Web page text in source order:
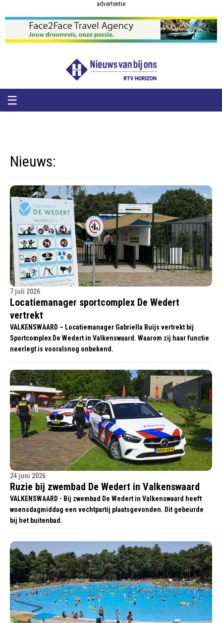
van
advertentie
☰
Nieuws:
7 juli 2026
Locatiemanager sportcomplex De Wedert
vertrekt
VALKENSWAARD – Locatiemanager Gabriella Buijs vertrekt bij
Sportcomplex De Wedert in Valkenswaard. Waarom zij haar functie
neerlegt is vooralsnog onbekend.
24 juni 2026
Ruzie bij zwembad De Wedert in Valkenswaard
VALKENSWAARD - Bij zwembad De Wedert in Valkenswaard heeft
woensdagmiddag een vechtpartij plaatsgevonden. Dit gebeurde
bij het buitenbad.